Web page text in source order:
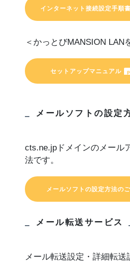
インターネット接続設定手順書
＜かっとびMANSION LAN
セットアップマニュアル
メールソフトの設定
cts.ne.jpドメインのメール
法です。
メールソフトの設定方法の
メール転送サービス
メール転送設定・詳細転送